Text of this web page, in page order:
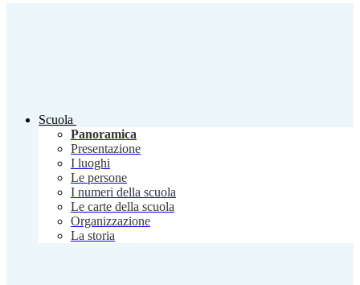
Scuola
Panoramica
Presentazione
I luoghi
Le persone
I numeri della scuola
Le carte della scuola
Organizzazione
La storia